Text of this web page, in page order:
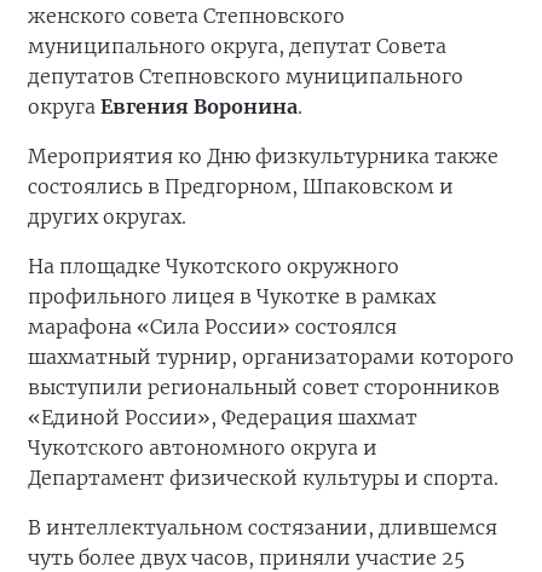
женского совета Степновского
муниципального округа, депутат Совета
депутатов Степновского муниципального
округа Евгения Воронина.
Мероприятия ко Дню физкультурника также
состоялись в Предгорном, Шпаковском и
других округах.
На площадке Чукотского окружного
профильного лицея в Чукотке в рамках
марафона «Сила России» состоялся
шахматный турнир, организаторами которого
выступили региональный совет сторонников
«Единой России», Федерация шахмат
Чукотского автономного округа и
Департамент физической культуры и спорта.
В интеллектуальном состязании, длившемся
чуть более двух часов, приняли участие 25